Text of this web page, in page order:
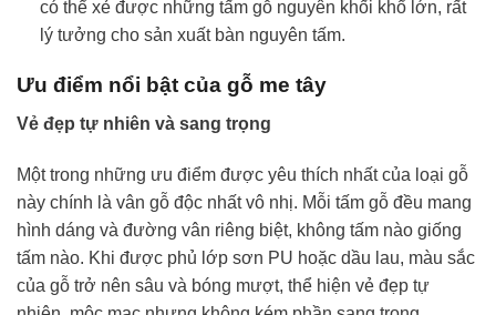
có thể xẻ được những tấm gỗ nguyên khối khổ lớn, rất
lý tưởng cho sản xuất bàn nguyên tấm.
Ưu điểm nổi bật của gỗ me tây
Vẻ đẹp tự nhiên và sang trọng
Một trong những ưu điểm được yêu thích nhất của loại gỗ
này chính là vân gỗ độc nhất vô nhị. Mỗi tấm gỗ đều mang
hình dáng và đường vân riêng biệt, không tấm nào giống
tấm nào. Khi được phủ lớp sơn PU hoặc dầu lau, màu sắc
của gỗ trở nên sâu và bóng mượt, thể hiện vẻ đẹp tự